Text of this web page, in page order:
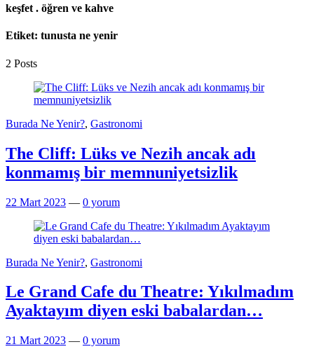
keşfet . öğren ve kahve
Etiket: tunusta ne yenir
2 Posts
Burada Ne Yenir?, Gastronomi
The Cliff: Lüks ve Nezih ancak adı
konmamış bir memnuniyetsizlik
22 Mart 2023 — 0 yorum
Burada Ne Yenir?, Gastronomi
Le Grand Cafe du Theatre: Yıkılmadım
Ayaktayım diyen eski babalardan…
21 Mart 2023 — 0 yorum